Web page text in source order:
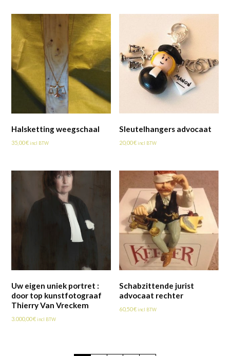
Halsketting weegschaal
35,00€incl BTW
Sleutelhangers advocaat
20,00€incl BTW
Uw eigen uniek portret :
door top kunstfotograaf
Thierry Van Vreckem
3.000,00€incl BTW
Schabzittende jurist
advocaat rechter
60,50€incl BTW